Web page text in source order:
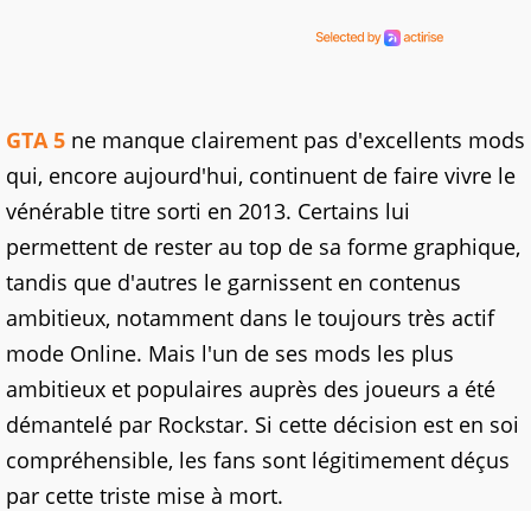
GTA 5 ne manque clairement pas d'excellents mods
qui, encore aujourd'hui, continuent de faire vivre le
vénérable titre sorti en 2013. Certains lui
permettent de rester au top de sa forme graphique,
tandis que d'autres le garnissent en contenus
ambitieux, notamment dans le toujours très actif
mode Online. Mais l'un de ses mods les plus
ambitieux et populaires auprès des joueurs a été
démantelé par Rockstar. Si cette décision est en soi
compréhensible, les fans sont légitimement déçus
par cette triste mise à mort.